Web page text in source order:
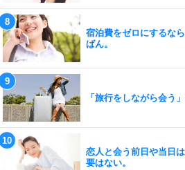
宿泊費をゼロにするな
ばん。
「旅行をしながら会う
恋人と会う前日や当日
要はない。